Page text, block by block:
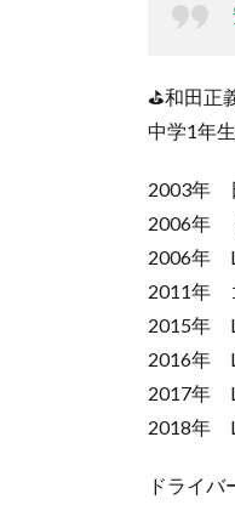
⛳和田正
中学1年
2003年
2006年
2006年
2011年
2015年
2016年
2017年
2018年
ドライバ